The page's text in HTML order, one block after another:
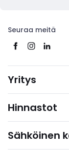
Seuraa meitä
Yritys
Hinnastot
Sähköinen